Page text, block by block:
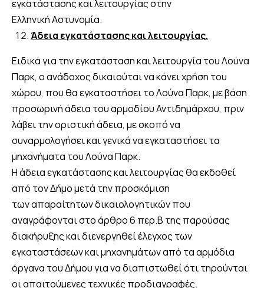
εγκατάστασης και λειτουργίας στην
Ελληνική Αστυνομία.
Άδεια εγκατάστασης και λειτουργίας.
Ειδικά για την εγκατάσταση και λειτουργία του Λούνα
Παρκ, ο ανάδοχος δικαιούται να κάνει χρήση του
χώρου, που θα εγκαταστήσει το Λούνα Παρκ, με βάση
προσωρινή άδεια του αρμοδίου Αντιδημάρχου, πριν
λάβει την οριστική άδεια, με σκοπό να
συναρμολογήσει και γενικά να εγκαταστήσει τα
μηχανήματα του Λούνα Παρκ.
Η άδεια εγκατάστασης και λειτουργίας θα εκδοθεί
από τον Δήμο μετά την προσκόμιση
των απαραίτητων δικαιολογητικών που
αναγράφονται στο άρθρο 6 περ.Β της παρούσας
διακήρυξης και διενεργηθεί έλεγχος των
εγκαταστάσεων και μηχανημάτων από τα αρμόδια
όργανα του Δήμου για να διαπιστωθεί ότι τηρούνται
οι απαιτούμενες τεχνικές προδιαγραφές.